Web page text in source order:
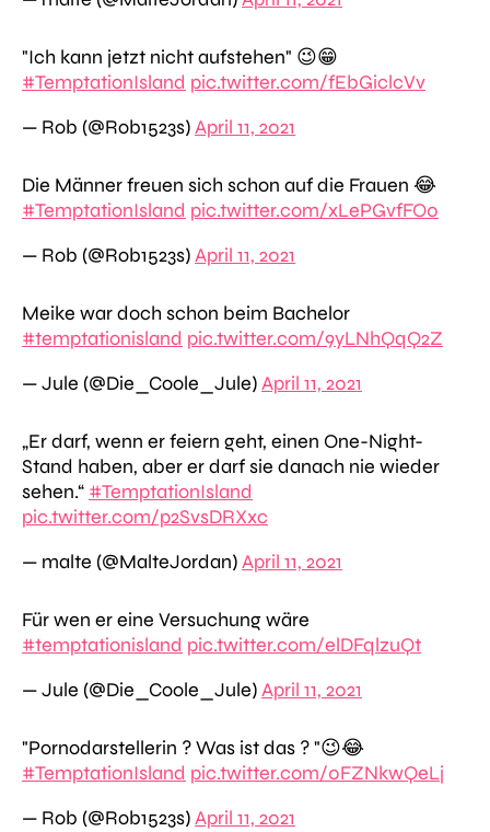
"Ich kann jetzt nicht aufstehen" 😉😁
#TemptationIsland pic.twitter.com/fEbGiclcVv
— Rob (@Rob1523s)April 11, 2021
Die Männer freuen sich schon auf die Frauen 😂
#TemptationIsland pic.twitter.com/xLePGvfFO0
— Rob (@Rob1523s)April 11, 2021
Meike war doch schon beim Bachelor
#temptationisland pic.twitter.com/9yLNhQqQ2Z
— Jule (@Die_Coole_Jule)April 11, 2021
„Er darf, wenn er feiern geht, einen One-Night-
Stand haben, aber er darf sie danach nie wieder
sehen.“ #TemptationIsland
pic.twitter.com/p2SvsDRXxc
— malte (@MalteJordan)April 11, 2021
Für wen er eine Versuchung wäre
#temptationisland pic.twitter.com/elDFqlzuQt
— Jule (@Die_Coole_Jule)April 11, 2021
"Pornodarstellerin ? Was ist das ? "😉😂
#TemptationIsland pic.twitter.com/0FZNkwQeLj
— Rob (@Rob1523s)April 11, 2021